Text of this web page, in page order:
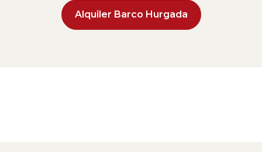
Alquiler Barco Hurgada